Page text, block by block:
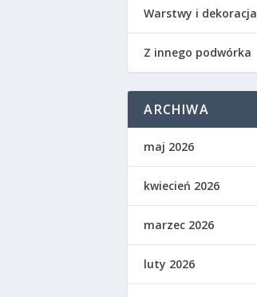
Warstwy i dekoracja
Z innego podwórka
ARCHIWA
maj 2026
kwiecień 2026
marzec 2026
luty 2026